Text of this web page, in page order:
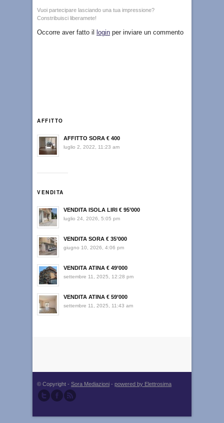
Vuoi partecipare lasciando una tua impressione?
Constribuisci liberamete!
Occorre aver fatto il login per inviare un commento
AFFITTO
AFFITTO SORA € 400
luglio 2, 2022, 11:23 am
VENDITA
VENDITA ISOLA LIRI € 95’000
luglio 24, 2026, 5:05 pm
VENDITA SORA € 35’000
giugno 10, 2026, 4:06 pm
VENDITA ATINA € 49’000
settembre 11, 2025, 12:28 pm
VENDITA ATINA € 59’000
settembre 11, 2025, 11:43 am
© Copyright - Sora Mediazioni - powered by Elettrosima